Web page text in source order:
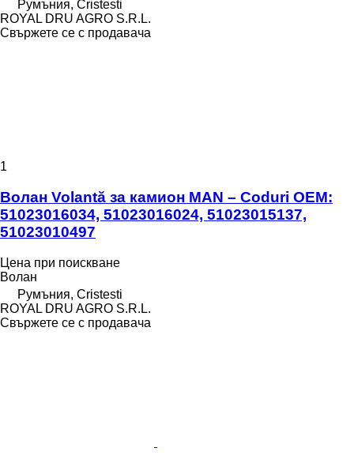
Румъния, Cristesti
ROYAL DRU AGRO S.R.L.
Свържете се с продавача
1
Волан Volantă за камион MAN – Coduri OEM:
51023016034, 51023016024, 51023015137,
51023010497
Цена при поискване
Волан
Румъния, Cristesti
ROYAL DRU AGRO S.R.L.
Свържете се с продавача